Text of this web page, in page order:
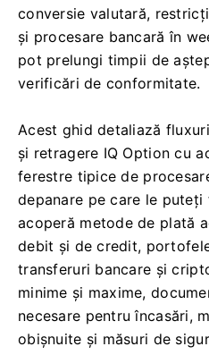
conversie valutară,
și procesare bancară în
pot prelungi timpii de
verificări de conformitate.
Acest ghid detaliază
și retragere IQ Option cu
ferestre tipice de
depanare pe care le
acoperă metode de plată
debit și de credit,
transferuri bancare și
minime și maxime,
necesare pentru încasări,
obișnuite și măsuri de